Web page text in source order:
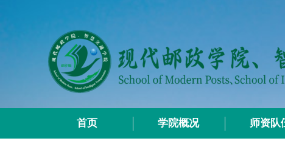
首页 学院概况 师资队